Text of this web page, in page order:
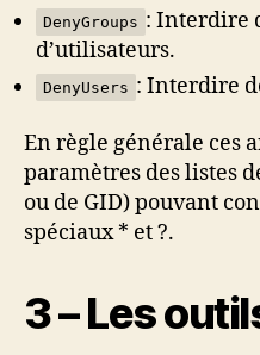
DenyGroups : Interdire
d’utilisateurs.
DenyUsers : Interdire
En règle générale ces
paramètres des listes
ou de GID) pouvant
spéciaux * et ?.
3 – Les